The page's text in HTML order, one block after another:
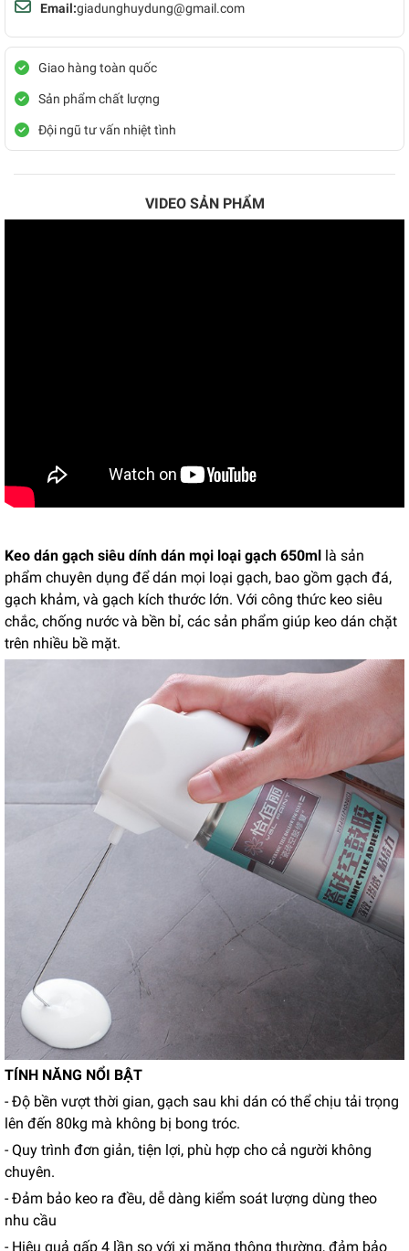
Email:giadunghuydung@gmail.com
Giao hàng toàn quốc
Sản phẩm chất lượng
Đội ngũ tư vấn nhiệt tình
VIDEO SẢN PHẨM
Keo dán gạch siêu dính dán mọi loại gạch 650ml là sản
phẩm chuyên dụng để dán mọi loại gạch, bao gồm gạch đá,
gạch khảm, và gạch kích thước lớn. Với công thức keo siêu
chắc, chống nước và bền bỉ, các sản phẩm giúp keo dán chặt
trên nhiều bề mặt.
TÍNH NĂNG NỔI BẬT
- Độ bền vượt thời gian, gạch sau khi dán có thể chịu tải trọng
lên đến 80kg mà không bị bong tróc.
- Quy trình đơn giản, tiện lợi, phù hợp cho cả người không
chuyên.
- Đảm bảo keo ra đều, dễ dàng kiểm soát lượng dùng theo
nhu cầu
- Hiệu quả gấp 4 lần so với xi măng thông thường, đảm bảo